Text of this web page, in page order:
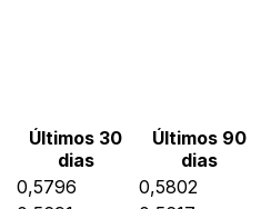
Últimos 30
dias
Últimos 90
dias
0,5796
0,5802